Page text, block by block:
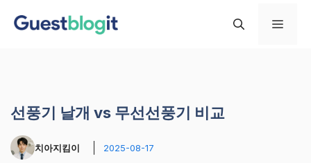
메
선풍기 날개 vs 무선선풍기 비교
치아지킴이 2025-08-17